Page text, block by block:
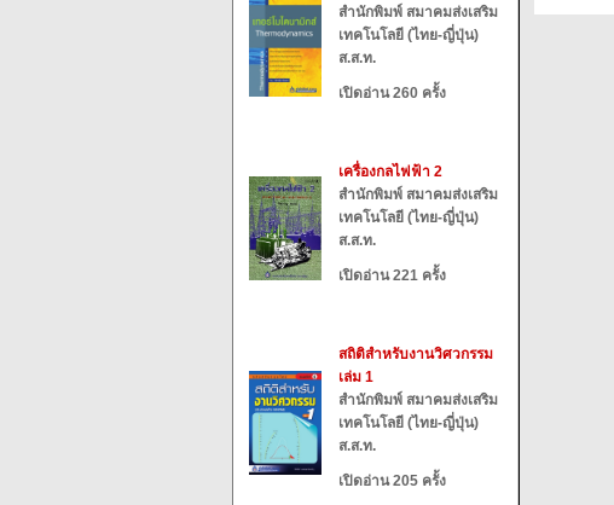
สำนักพิมพ์ สมาคมส่งเสริม
เทคโนโลยี (ไทย-ญี่ปุ่น)
ส.ส.ท.
เปิดอ่าน 260 ครั้ง
เครื่องกลไฟฟ้า 2
สำนักพิมพ์ สมาคมส่งเสริม
เทคโนโลยี (ไทย-ญี่ปุ่น)
ส.ส.ท.
เปิดอ่าน 221 ครั้ง
สถิติสำหรับงานวิศวกรรม
เล่ม 1
สำนักพิมพ์ สมาคมส่งเสริม
เทคโนโลยี (ไทย-ญี่ปุ่น)
ส.ส.ท.
เปิดอ่าน 205 ครั้ง